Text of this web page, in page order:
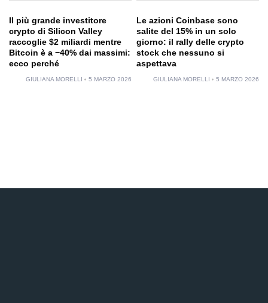
Il più grande investitore
crypto di Silicon Valley
raccoglie $2 miliardi mentre
Bitcoin è a −40% dai massimi:
ecco perché
GIULIANA MORELLI 5 MARZO 2026
Le azioni Coinbase sono
salite del 15% in un solo
giorno: il rally delle crypto
stock che nessuno si
aspettava
GIULIANA MORELLI 5 MARZO 2026